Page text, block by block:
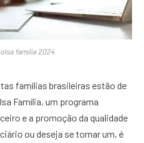
família 2024
famílias brasileiras estão de
Família, um programa
e a promoção da qualidade
ou deseja se tornar um, é